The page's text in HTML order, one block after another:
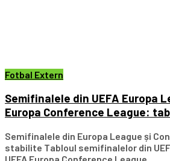
Fotbal Extern
Semifinalele din UEFA Europa
Europa Conference League:
Semifinalele din Europa League și
stabilite Tabloul semifinalelor din